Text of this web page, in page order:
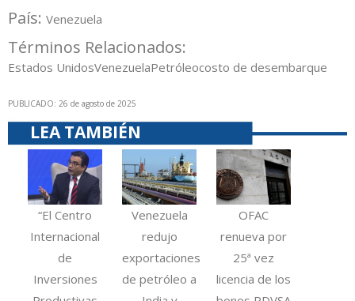
País: Venezuela
Términos Relacionados:
Estados UnidosVenezuelaPetróleocosto de desembarque
PUBLICADO: 26 de agosto de 2025
LEA TAMBIÉN
“El Centro
Internacional
de
Inversiones
Venezuela
redujo
exportaciones
de petróleo a
OFAC
renueva por
25ª vez
licencia de los